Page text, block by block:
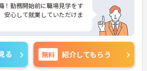
！勤務開始前に職場見学をす
安心して就業していただけま
接対策ポイントなど、さらに
のでお気軽にご相談くださ
る 無料 紹介してもらう